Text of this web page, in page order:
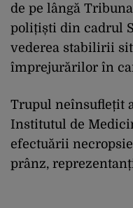
de pe lângă
polițiști din cadrul
vederea stabilirii
împrejurărilor în
Trupul neînsuflețit
Institutul de
efectuării
prânz,